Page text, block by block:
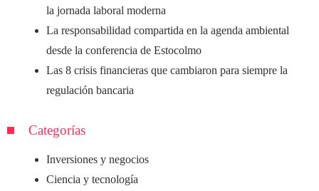
la jornada laboral moderna
La responsabilidad compartida en la agenda ambiental
desde la conferencia de Estocolmo
Las 8 crisis financieras que cambiaron para siempre la
regulación bancaria
Categorías
Inversiones y negocios
Ciencia y tecnología